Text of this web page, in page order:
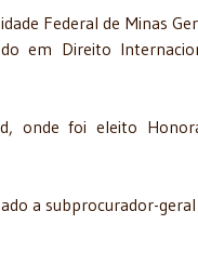
Federal de Minas
em Direito
onde foi eleito
a subprocurador-geral